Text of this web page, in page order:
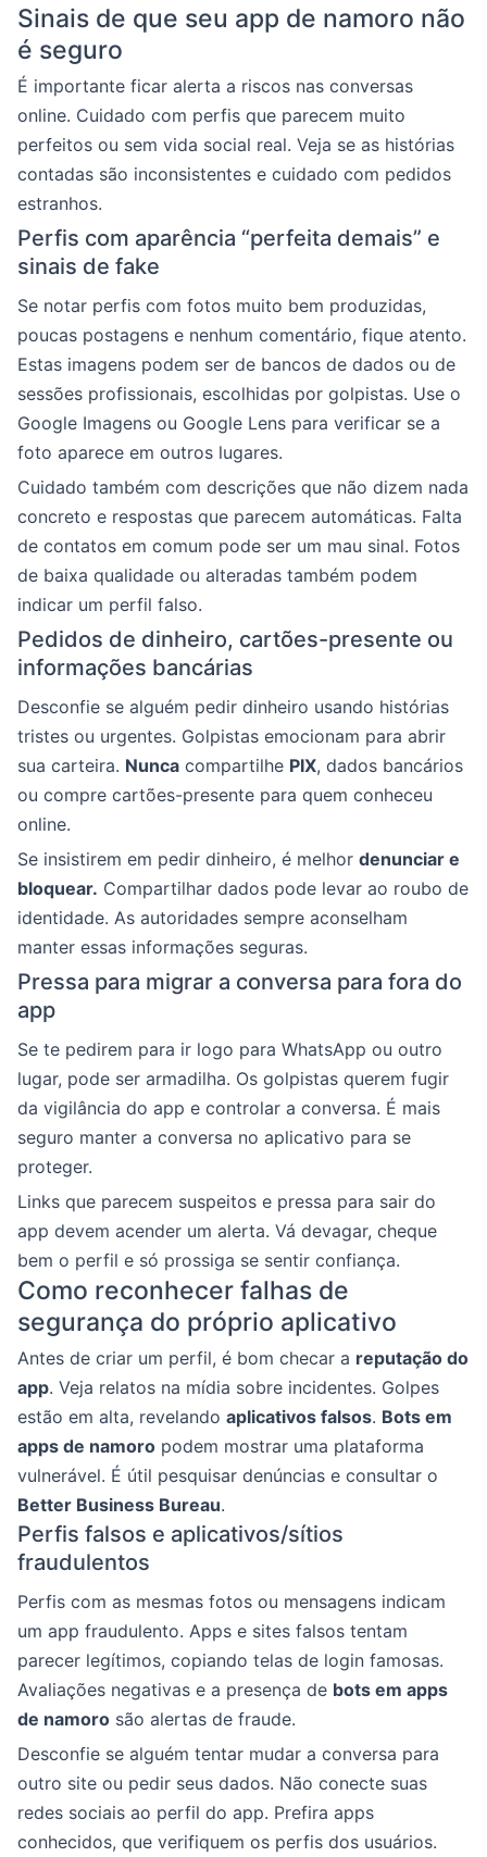
Sinais de que seu app de namoro não
é seguro
É importante ficar alerta a riscos nas conversas
online. Cuidado com perfis que parecem muito
perfeitos ou sem vida social real. Veja se as histórias
contadas são inconsistentes e cuidado com pedidos
estranhos.
Perfis com aparência “perfeita demais” e
sinais de fake
Se notar perfis com fotos muito bem produzidas,
poucas postagens e nenhum comentário, fique atento.
Estas imagens podem ser de bancos de dados ou de
sessões profissionais, escolhidas por golpistas. Use o
Google Imagens ou Google Lens para verificar se a
foto aparece em outros lugares.
Cuidado também com descrições que não dizem nada
concreto e respostas que parecem automáticas. Falta
de contatos em comum pode ser um mau sinal. Fotos
de baixa qualidade ou alteradas também podem
indicar um perfil falso.
Pedidos de dinheiro, cartões-presente ou
informações bancárias
Desconfie se alguém pedir dinheiro usando histórias
tristes ou urgentes. Golpistas emocionam para abrir
sua carteira. Nunca compartilhe PIX, dados bancários
ou compre cartões-presente para quem conheceu
online.
Se insistirem em pedir dinheiro, é melhor denunciar e
bloquear. Compartilhar dados pode levar ao roubo de
identidade. As autoridades sempre aconselham
manter essas informações seguras.
Pressa para migrar a conversa para fora do
app
Se te pedirem para ir logo para WhatsApp ou outro
lugar, pode ser armadilha. Os golpistas querem fugir
da vigilância do app e controlar a conversa. É mais
seguro manter a conversa no aplicativo para se
proteger.
Links que parecem suspeitos e pressa para sair do
app devem acender um alerta. Vá devagar, cheque
bem o perfil e só prossiga se sentir confiança.
Como reconhecer falhas de
segurança do próprio aplicativo
Antes de criar um perfil, é bom checar a reputação do
app. Veja relatos na mídia sobre incidentes. Golpes
estão em alta, revelando aplicativos falsos. Bots em
apps de namoro podem mostrar uma plataforma
vulnerável. É útil pesquisar denúncias e consultar o
Better Business Bureau.
Perfis falsos e aplicativos/sítios
fraudulentos
Perfis com as mesmas fotos ou mensagens indicam
um app fraudulento. Apps e sites falsos tentam
parecer legítimos, copiando telas de login famosas.
Avaliações negativas e a presença de bots em apps
de namoro são alertas de fraude.
Desconfie se alguém tentar mudar a conversa para
outro site ou pedir seus dados. Não conecte suas
redes sociais ao perfil do app. Prefira apps
conhecidos, que verifiquem os perfis dos usuários.